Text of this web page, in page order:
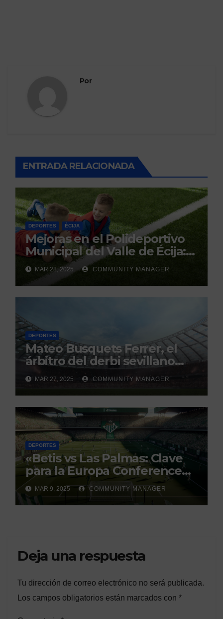
Por
ENTRADA RELACIONADA
DEPORTES ÉCIJA
Mejoras en el Polideportivo
Municipal del Valle de Écija:
Renovación y Mantenimiento
Continuo.
MAR 28, 2025 COMMUNITY MANAGER
DEPORTES
Mateo Busquets Ferrer, el
árbitro del derbi sevillano
con un historial que genera
debate
MAR 27, 2025 COMMUNITY MANAGER
DEPORTES
«Betis vs Las Palmas: Clave
para la Europa Conference
League»
MAR 9, 2025 COMMUNITY MANAGER
Deja una respuesta
Tu dirección de correo electrónico no será publicada.
Los campos obligatorios están marcados con *